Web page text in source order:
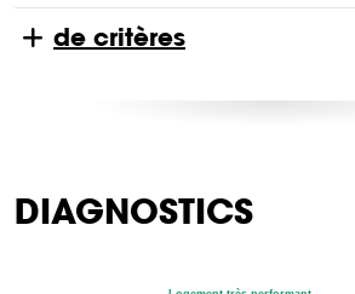
de critères
DIAGNOSTICS